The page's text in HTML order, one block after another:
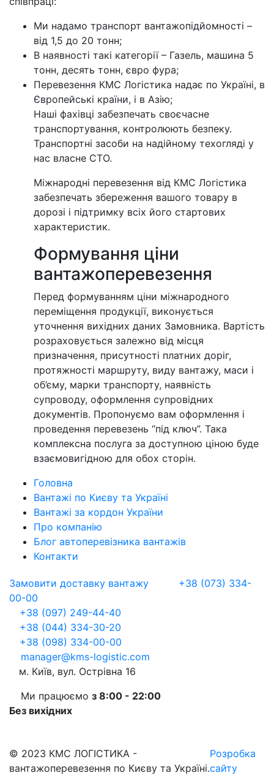
Ми надамо транспорт вантажопідйомності –
від 1,5 до 20 тонн;
В наявності такі категорії – Газель, машина 5
тонн, десять тонн, євро фура;
Перевезення КМС Логістика надає по Україні, в
Європейські країни, і в Азію;
Наші фахівці забезпечать своєчасне
транспортування, контролюють безпеку.
Транспортні засоби на надійному техогляді у
нас власне СТО.
Міжнародні перевезення від КМС Логістика
забезпечать збереження вашого товару в
дорозі і підтримку всіх його стартових
характеристик.
Формування ціни
вантажоперевезення
Перед формуванням ціни міжнародного
переміщення продукції, виконується
уточнення вихідних даних Замовника. Вартість
розраховується залежно від місця
призначення, присутності платних доріг,
протяжності маршруту, виду вантажу, маси і
об’єму, марки транспорту, наявність
супроводу, оформлення супровідних
документів. Пропонуємо вам оформлення і
проведення перевезень “під ключ”. Така
комплексна послуга за доступною ціною буде
взаємовигідною для обох сторін.
Головна
Вантажі по Києву та Україні
Вантажі за кордон України
Про компанію
Блог автоперевізника вантажів
Контакти
Замовити доставку вантажу
+38 (073) 334-
00-00
+38 (097) 249-44-40
+38 (044) 334-30-20
+38 (098) 334-00-00
manager@kms-logistic.com
м. Київ, вул. Острівна 16
Ми працюємо з 8:00 - 22:00
Без вихідних
© 2023 КМС ЛОГІСТИКА -
вантажоперевезення по Києву та Україні.
Розробка
сайту